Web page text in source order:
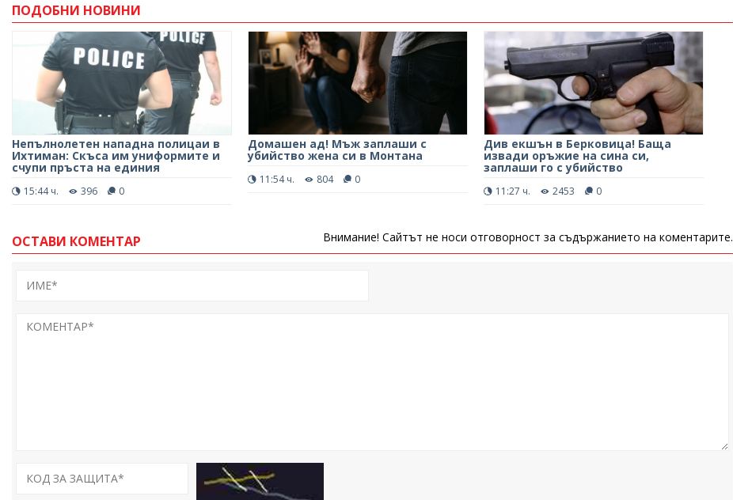
ПОДОБНИ НОВИНИ
Непълнолетен нападна полицаи в
Ихтиман: Скъса им униформите и
счупи пръста на единия
15:44 ч. 396 0
Домашен ад! Мъж заплаши с
убийство жена си в Монтана
11:54 ч. 804 0
Див екшън в Берковица! Баща
извади оръжие на сина си,
заплаши го с убийство
11:27 ч. 2453 0
ОСТАВИ КОМЕНТАР Внимание! Сайтът не носи отговорност за съдържанието на коментарите.